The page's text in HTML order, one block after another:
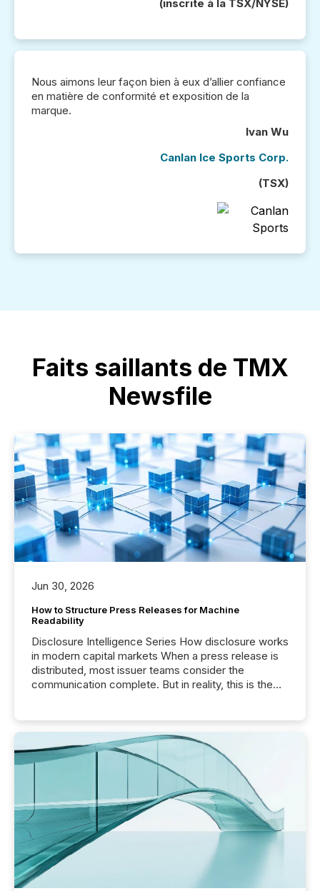
(inscrite à la TSX/NYSE)
Nous aimons leur façon bien à eux d’allier confiance
en matière de conformité et exposition de la
marque.
Ivan Wu
Canlan Ice Sports Corp.
(TSX)
Faits saillants de TMX
Newsfile
Jun 30, 2026
How to Structure Press Releases for Machine
Readability
Disclosure Intelligence Series How disclosure works
in modern capital markets When a press release is
distributed, most issuer teams consider the
communication complete. But in reality, this is the
announcements within seconds of publication.
Before many investors read a press release,
machines identify companies, extract key facts,...